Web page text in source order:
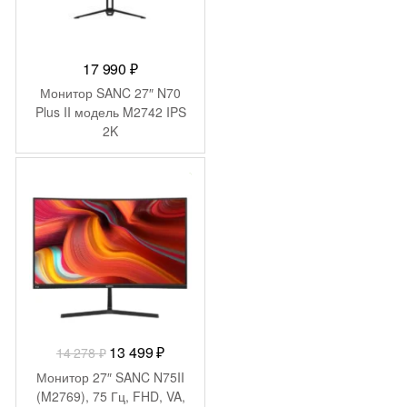
17 990₽
Монитор SANC 27″ N70
Plus II модель M2742 IPS
2K
14 278₽ Первоначальная
цена
составляла
13 499₽Текущая
цена:
13
Монитор 27″ SANC N75II
(M2769), 75 Гц, FHD, VA,